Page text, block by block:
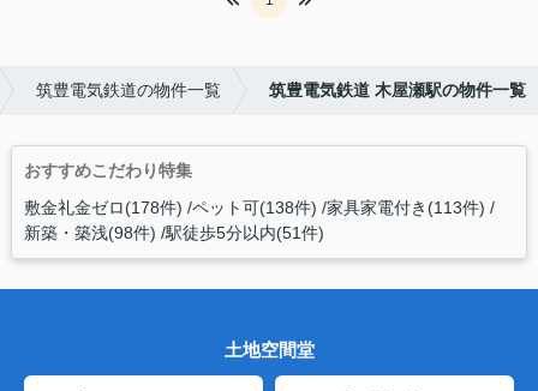
筑豊電気鉄道の物件一覧 筑豊電気鉄道 木屋瀬駅の物件一覧
おすすめこだわり特集
敷金礼金ゼロ(178件) ペット可(138件) 家具家電付き(113件)
新築・築浅(98件) 駅徒歩5分以内(51件)
土地空間堂